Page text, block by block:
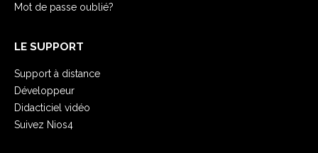
Mot de passe oublié?
LE SUPPORT
Support à distance
Développeur
Didacticiel vidéo
Suivez Nios4